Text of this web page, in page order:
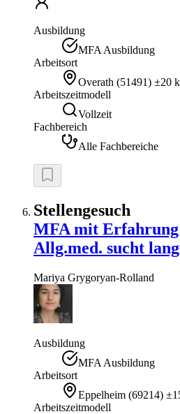
Ausbildung
MFA Ausbildung
Arbeitsort
Overath (51491) ±20
Arbeitszeitmodell
Vollzeit
Fachbereich
Alle Fachbereiche
Stellengesuch
MFA mit
Allg.med. sucht
Mariya Grygoryan-Rolland
Ausbildung
MFA Ausbildung
Arbeitsort
Eppelheim (69214)
Arbeitszeitmodell